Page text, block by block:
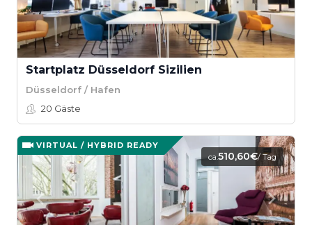
Startplatz Düsseldorf Sizilien
Düsseldorf / Hafen
20 Gäste
VIRTUAL / HYBRID READY
ca.510,60€/ Tag